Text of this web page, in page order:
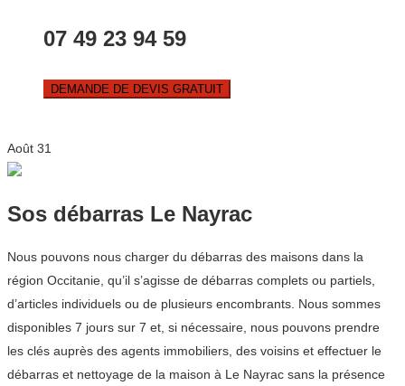
07 49 23 94 59
DEMANDE DE DEVIS GRATUIT
Août 31
Sos débarras Le Nayrac
Nous pouvons nous charger du débarras des maisons dans la
région Occitanie, qu’il s’agisse de débarras complets ou partiels,
d’articles individuels ou de plusieurs encombrants. Nous sommes
disponibles 7 jours sur 7 et, si nécessaire, nous pouvons prendre
les clés auprès des agents immobiliers, des voisins et effectuer le
débarras et nettoyage de la maison à Le Nayrac sans la présence